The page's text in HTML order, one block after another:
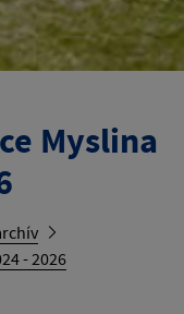
Myslina
- 2026